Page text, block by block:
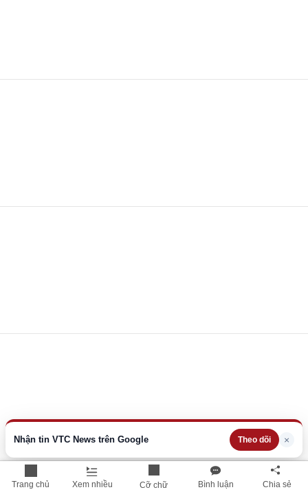
Trang chủ Xem nhiều Cỡ chữ Bình luận Chia sẻ
Nhận tin VTC News trên Google Theo dõi ×